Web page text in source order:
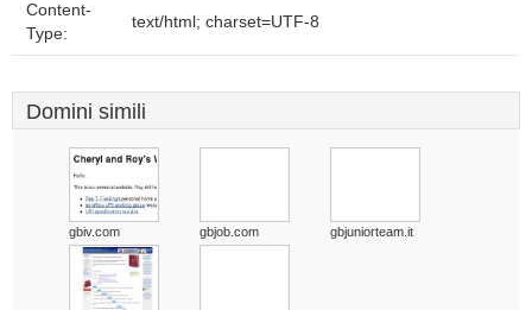
Content-
Type:
text/html; charset=UTF-8
Domini simili
gbiv.com gbjob.com gbjuniorteam.it